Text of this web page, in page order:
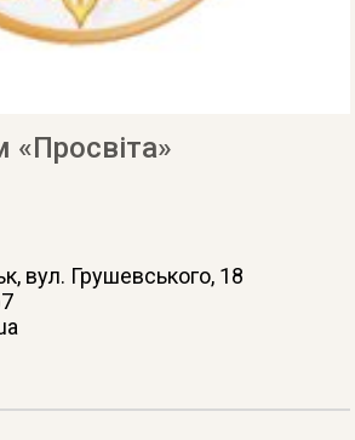
«Просвіта»
, вул. Грушевського, 18